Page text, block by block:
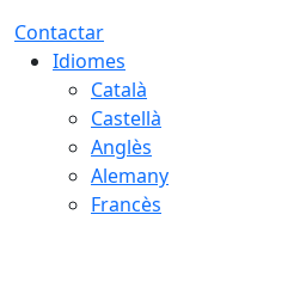
Contactar
Idiomes
Català
Castellà
Anglès
Alemany
Francès